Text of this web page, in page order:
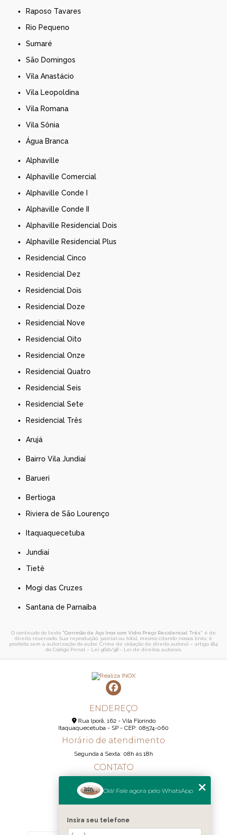
Raposo Tavares
Rio Pequeno
Sumaré
São Domingos
Vila Anastácio
Vila Leopoldina
Vila Romana
Vila Sônia
Água Branca
Alphaville
Alphaville Comercial
Alphaville Conde I
Alphaville Conde II
Alphaville Residencial Dois
Alphaville Residencial Plus
Residencial Cinco
Residencial Dez
Residencial Dois
Residencial Doze
Residencial Nove
Residencial Oito
Residencial Onze
Residencial Quatro
Residencial Seis
Residencial Sete
Residencial Três
Arujá
Bairro Vila Jundiaí
Barueri
Bertioga
Riviera de São Lourenço
Itaquaquecetuba
Jundiaí
Tietê
Mogi das Cruzes
Santana de Parnaíba
O conteúdo do texto "Corrimão de Aço Inox com Vidro Preço Residencial Três" é de
direito reservado. Sua reprodução, parcial ou total, mesmo citando nossos links, é
proibida sem a autorização do autor. Crime de violação de direito autoral – artigo 184
do Código Penal – Lei 9610/98 - Lei de direitos autorais.
ENDEREÇO
Rua Iporã, 162 - Vila Florindo
Itaquaquecetuba - SP - CEP: 08574-060
Horário de atendimento
Segunda á Sexta: 08h ás 18h
CONTATO
(11) 98189-1344
MENU
Olá! Fale agora pelo WhatsApp
Insira seu telefone